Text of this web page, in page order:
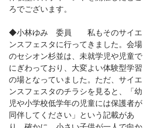
ろでございます。
◆小林ゆみ　委員　　私もそのサイエ
ンスフェスタに行ってきました。会場
のセシオン杉並は、未就学児や児童で
にぎわっており、大変よい体験型学習
の場となっていました。ただ、サイエ
ンスフェスタのチラシを見ると、「幼
児や小学校低学年の児童には保護者が
同伴してください」という記載があ